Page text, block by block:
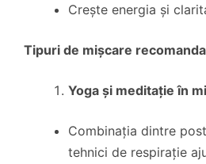
Crește energia și
Tipuri de mișcare
Yoga și meditație în
Combinația dintre
tehnici de respirație